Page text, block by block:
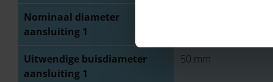
Nominaal diameter
aansluiting 1
Uitwendige buisdiameter
aansluiting 1
50 mm